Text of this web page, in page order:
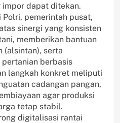
impor dapat ditekan.
pemerintah pusat,
sinergi yang konsisten
memberikan bantuan
(alsintan), serta
berbasis
langkah konkret meliputi
cadangan pangan,
agar produksi
tetap stabil.
digitalisasi rantai